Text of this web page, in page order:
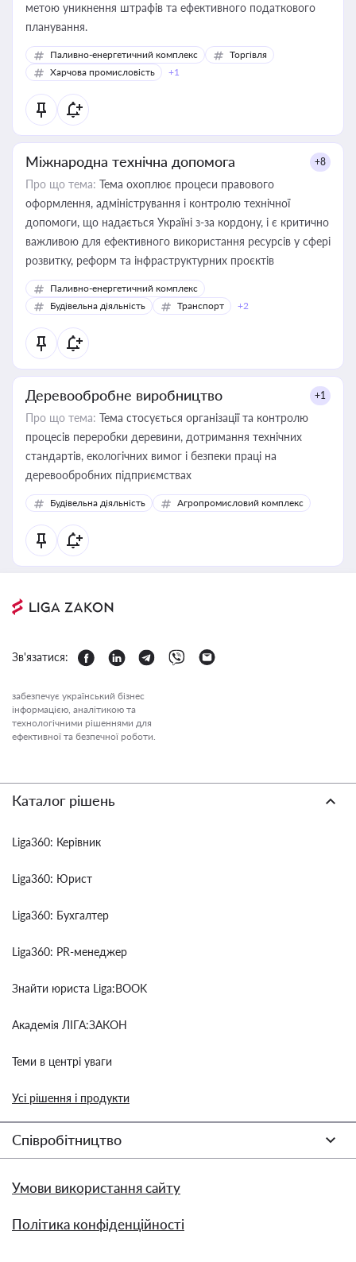
метою уникнення штрафів та ефективного податкового
планування.
Паливно-енергетичний комплекс
Торгівля
Харчова промисловість
+1
Міжнародна технічна допомога +8
Про що тема: Тема охоплює процеси правового
оформлення, адміністрування і контролю технічної
допомоги, що надається Україні з-за кордону, і є критично
важливою для ефективного використання ресурсів у сфері
розвитку, реформ та інфраструктурних проєктів
Паливно-енергетичний комплекс
Будівельна діяльність
Транспорт +2
Деревообробне виробництво +1
Про що тема: Тема стосується організації та контролю
процесів переробки деревини, дотримання технічних
стандартів, екологічних вимог і безпеки праці на
деревообробних підприємствах
Будівельна діяльність Агропромисловий комплекс
Зв'язатися:
забезпечує український бізнес
інформацією, аналітикою та
технологічними рішеннями для
ефективної та безпечної роботи.
Каталог рішень
Liga360: Керівник
Liga360: Юрист
Liga360: Бухгалтер
Liga360: PR-менеджер
Знайти юриста Liga:BOOK
Академія ЛІГА:ЗАКОН
Теми в центрі уваги
Усі рішення і продукти
Співробітництво
Умови використання сайту
Політика конфіденційності